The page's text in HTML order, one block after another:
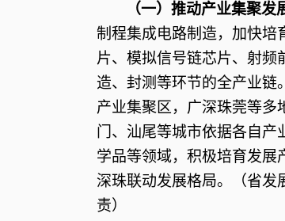
（一）推动产业集聚发
制程集成电路制造，加快培
片、模拟信号链芯片、射频
造、封测等环节的全产业链
产业集聚区，广深珠莞等多
门、汕尾等城市依据各自产
学品等领域，积极培育发展
深珠联动发展格局。（省发
责）